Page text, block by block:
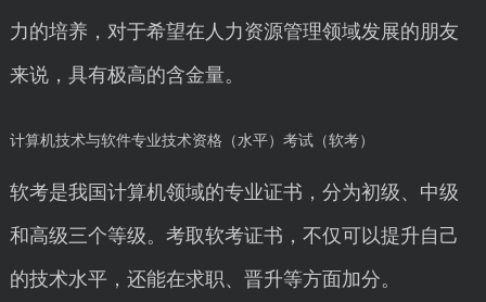
力的培养，对于希望在人力资源管理领域发展的朋友
来说，具有极高的含金量。
计算机技术与软件专业技术资格（水平）考试（软考）
软考是我国计算机领域的专业证书，分为初级、中级
和高级三个等级。考取软考证书，不仅可以提升自己
的技术水平，还能在求职、晋升等方面加分。